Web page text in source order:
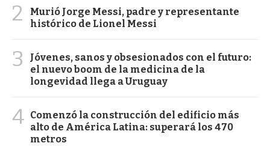
2
Murió Jorge Messi, padre y representante
histórico de Lionel Messi
3
Jóvenes, sanos y obsesionados con el futuro:
el nuevo boom de la medicina de la
longevidad llega a Uruguay
4 Comenzó la construcción del edificio más
alto de América Latina: superará los 470
metros